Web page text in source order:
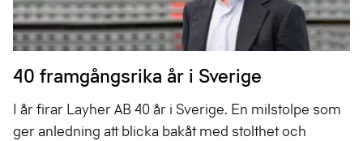
40 framgångsrika år i Sverige
I år firar Layher AB 40 år i Sverige. En milstolpe som
ger anledning att blicka bakåt med stolthet och